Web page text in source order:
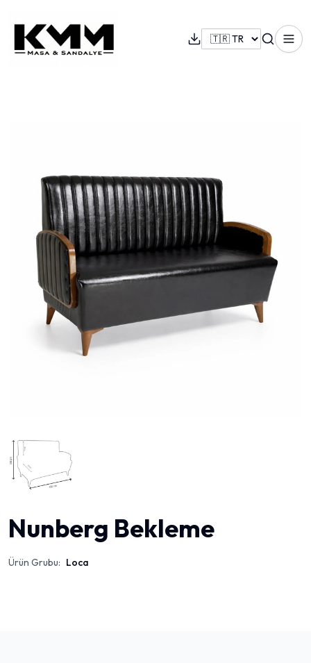
Nunberg Bekleme
Ürün Grubu: Loca